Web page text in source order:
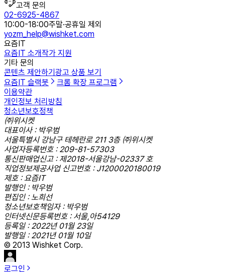
고객 문의
02-6925-4867
10:00-18:00주말·공휴일 제외
yozm_help@wishket.com
요즘IT
요즘IT 소개작가 지원
기타 문의
콘텐츠 제안하기 광고 상품 보기
요즘IT 슬랙봇
크롬 확장 프로그램
이용약관
개인정보 처리방침
청소년보호정책
㈜위시켓
대표이사 : 박우범
서울특별시 강남구 테헤란로 211 3층 ㈜위시켓
사업자등록번호 : 209-81-57303
통신판매업신고 : 제2018-서울강남-02337 호
직업정보제공사업 신고번호 : J1200020180019
제호 : 요즘IT
발행인 : 박우범
편집인 : 노희선
청소년보호책임자 : 박우범
인터넷신문등록번호 : 서울,아54129
등록일 : 2022년 01월 23일
발행일 : 2021년 01월 10일
© 2013 Wishket Corp.
로그인